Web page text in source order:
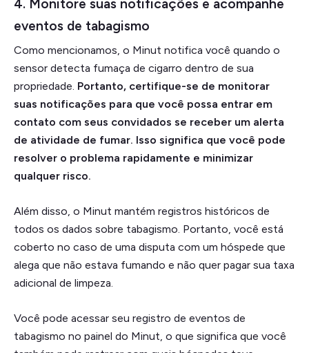
4. Monitore suas notificações e acompanhe
eventos de tabagismo
Como mencionamos, o Minut notifica você quando o
sensor detecta fumaça de cigarro dentro de sua
propriedade. Portanto, certifique-se de monitorar
suas notificações para que você possa entrar em
contato com seus convidados se receber um alerta
de atividade de fumar. Isso significa que você pode
resolver o problema rapidamente e minimizar
qualquer risco.
Além disso, o Minut mantém registros históricos de
todos os dados sobre tabagismo. Portanto, você está
coberto no caso de uma disputa com um hóspede que
alega que não estava fumando e não quer pagar sua taxa
adicional de limpeza.
Você pode acessar seu registro de eventos de
tabagismo no painel do Minut, o que significa que você